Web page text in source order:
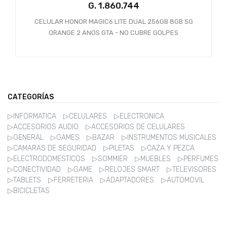
G.
CELULAR HONOR MAGIC6 LITE DUAL 256GB 8GB 5G
ORANGE 2 ANOS GTA - NO CUBRE GOLPES
CATEGORÍAS
▷INFORMATICA ▷CELULARES
▷ELECTRONICA
▷ACCESORIOS AUDIO
▷ACCESORIOS DE CELULARES
▷GENERAL
▷GAMES ▷BAZAR
▷INSTRUMENTOS MUSICALES
▷CAMARAS DE SEGURIDAD
▷PILETAS
▷CAZA Y PEZCA
▷ELECTRODOMESTICOS
▷SOMMIER ▷MUEBLES
▷PERFUMES
▷CONECTIVIDAD
▷GAME ▷RELOJES SMART
▷TELEVISORES
▷TABLETS
▷FERRETERIA ▷ADAPTADORES
▷AUTOMOVIL
▷BICICLETAS